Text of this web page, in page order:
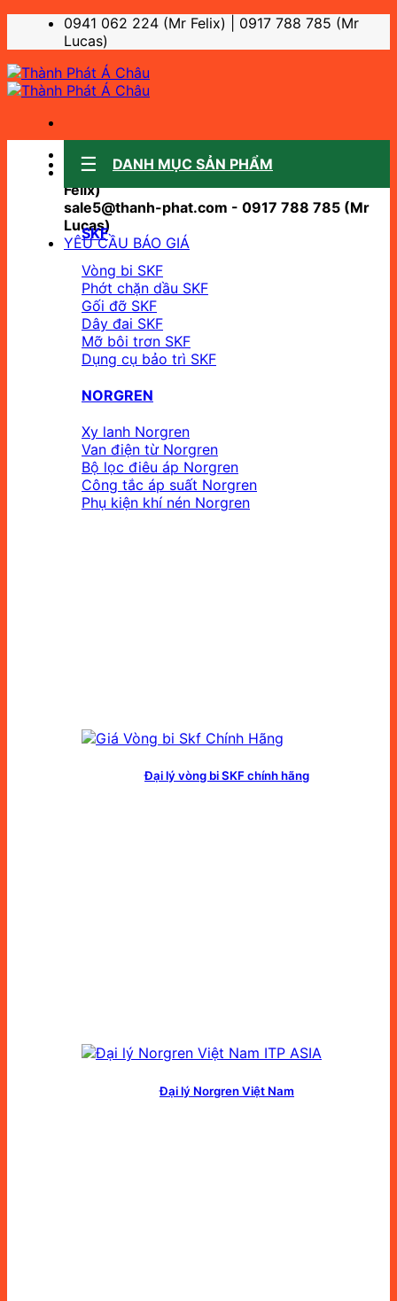
dung
0941 062 224 (Mr Felix) | 0917 788 785 (Mr
Lucas)
Sale support:
sale10@thanh-phat.com - 0941 062 224 (Mr
Felix)
sale5@thanh-phat.com - 0917 788 785 (Mr
Lucas)
YÊU CẦU BÁO GIÁ
DANH MỤC SẢN PHẨM
SKF
Vòng bi SKF
Phớt chặn dầu SKF
Gối đỡ SKF
Dây đai SKF
Mỡ bôi trơn SKF
Dụng cụ bảo trì SKF
NORGREN
Xy lanh Norgren
Van điện từ Norgren
Bộ lọc điêu áp Norgren
Công tắc áp suất Norgren
Phụ kiện khí nén Norgren
Đại lý vòng bi SKF chính hãng
Đại lý Norgren Việt Nam